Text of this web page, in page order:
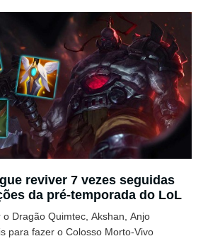
reviver 7 vezes seguidas
da pré-temporada do LoL
o Dragão Quimtec, Akshan, Anjo
para fazer o Colosso Morto-Vivo